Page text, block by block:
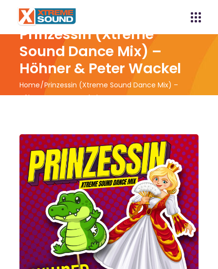
Prinzessin (Xtreme
Sound Dance Mix) –
Höhner & Peter Wackel
Home Prinzessin (Xtreme Sound Dance Mix) –
Höhner & Peter Wackel